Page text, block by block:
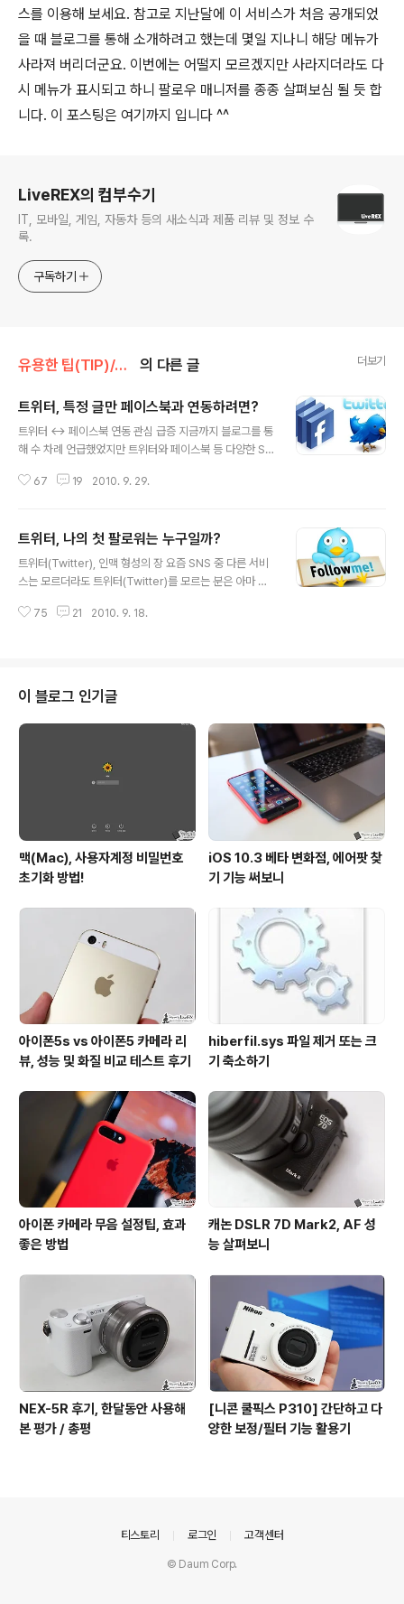
스를 이용해 보세요. 참고로 지난달에 이 서비스가 처음 공개되었
을 때 블로그를 통해 소개하려고 했는데 몇일 지나니 해당 메뉴가
사라져 버리더군요. 이번에는 어떨지 모르겠지만 사라지더라도 다
시 메뉴가 표시되고 하니 팔로우 매니저를 종종 살펴보심 될 듯 합
니다. 이 포스팅은 여기까지 입니다 ^^
LiveREX의 컴부수기
IT, 모바일, 게임, 자동차 등의 새소식과 제품 리뷰 및 정보 수
록.
구독하기
유용한 팁(TIP)/> 소셜네트워크서비스 의 다른 글 더보기
트위터, 특정 글만 페이스북과 연동하려면?
트위터 ↔ 페이스북 연동 관심 급증 지금까지 블로그를 통
해 수 차례 언급했었지만 트위터와 페이스북 등 다양한 SN
관심을 표면적으로 느낄 수 있는 것이 지난달에 트위터, 원
개한 적이 있습니다. Selective Tweets 을 이용하는 방
법인데... 글을 작성한 당시에는 별 반응이 없었지만 시일이
좀 지나면서 해당 글이 트위터에서 소개되더니 엄청난 반
이겠죠? ^^ 이에 요즘 트위터를 살펴보면 #fb 를 붙이는
67 19 2010. 9. 29.
트위터, 나의 첫 팔로워는 누구일까?
트위터(Twitter), 인맥 형성의 장 요즘 SNS 중 다른 서비
스는 모르더라도 트위터(Twitter)를 모르는 분은 아마 거
이지만 아이폰 등 다양한 스마트폰들이 출시되면서 그 사
다. 트위터를 갓 시작한 분이라면 어려지 않게 확인이 가능
하겠지만 트위터를 꽤 오랜 기간 이용한 분, 또는 팔로워가
많은 분이라면... 간혹 자신의 첫 팔로워가 누구인지 궁금해
지기도 할텐데요. 이런 경우 아주 간단하게 자신의 첫 팔로
워가 누구인지 확인할 수 있는 서비스가 있습니다. 트위터,
나의 첫 팔로워는 누..
75 21 2010. 9. 18.
이 블로그 인기글
맥(Mac), 사용자계정 비밀번호
초기화 방법!
iOS 10.3 베타 변화점, 에어팟 찾
기 기능 써보니
아이폰5s vs 아이폰5 카메라 리
뷰, 성능 및 화질 비교 테스트 후기
hiberfil.sys 파일 제거 또는 크
기 축소하기
아이폰 카메라 무음 설정팁, 효과
좋은 방법
캐논 DSLR 7D Mark2, AF 성
능 살펴보니
NEX-5R 후기, 한달동안 사용해
본 평가 / 총평
[니콘 쿨픽스 P310] 간단하고 다
양한 보정/필터 기능 활용기
티스토리 로그인 고객센터
© Daum Corp.